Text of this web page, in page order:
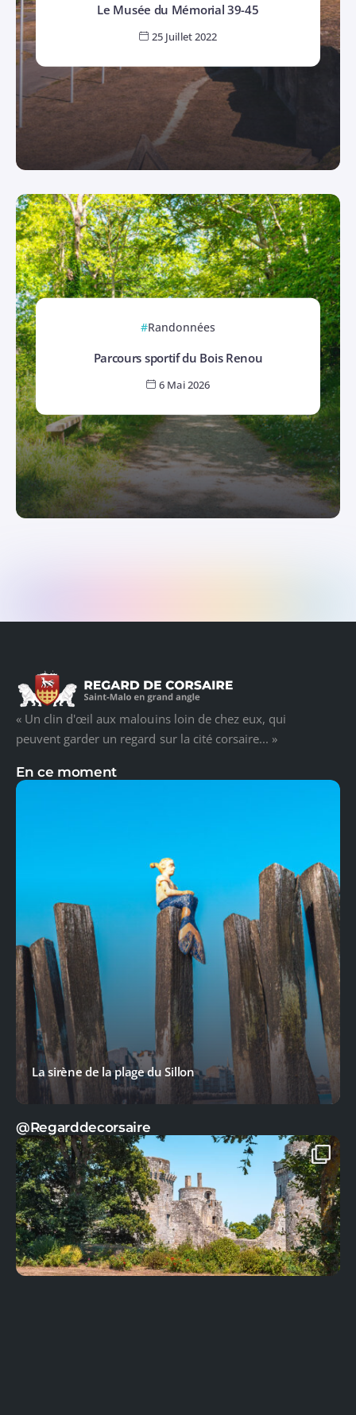
Le Musée du Mémorial 39-45
25 Juillet 2022
Randonnées
Parcours sportif du Bois Renou
6 Mai 2026
« Un clin d'œil aux malouins loin de chez eux, qui
peuvent garder un regard sur la cité corsaire... »
En ce moment
La sirène de la plage du Sillon
@Regarddecorsaire